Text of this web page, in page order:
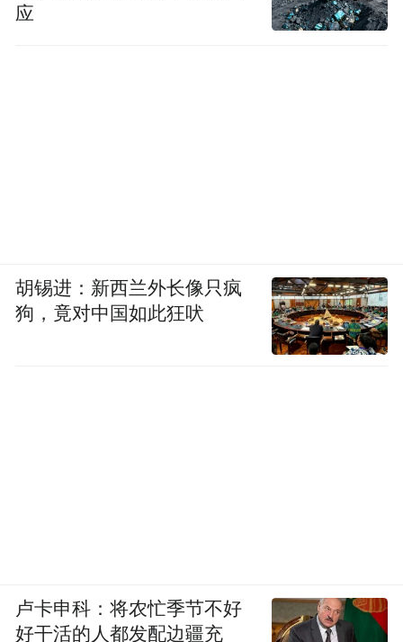
应
胡锡进：新西兰外长像只疯
狗，竟对中国如此狂吠
卢卡申科：将农忙季节不好
好干活的人都发配边疆充